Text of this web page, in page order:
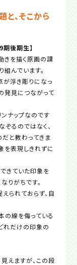
、そこから
後期生】
きを描く原画の課
んでいます。
が浮き彫りになっ
発見につながって
ナップなのです
るのではなく、
と教わってきま
を表現しきれずに
きていた印象を
りがちです。
られておらず、自
の線を侮っている
れだけの印象の
えますが、この段